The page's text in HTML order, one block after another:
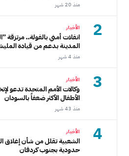
منذ 20 شهر
2 الأخبار
انفلات أمني بالفولة.. مرتزقة
المدينة بدعم من قيادة
منذ 4 شهر
3 الأخبار
وكالات الأمم المتحدة تدعو
الأطفال الأكثر ضعفاً بالسودان
منذ 43 شهر
4 الأخبار
الشعبية تقلل من شأن إغلاق
حدودية بجنوب كردفان